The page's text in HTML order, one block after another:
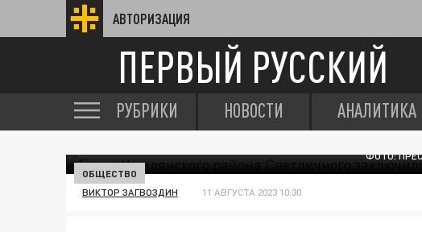
АВТОРИЗАЦИЯ
ПЕРВЫЙ РУССКИЙ
РУБРИКИ НОВОСТИ АНАЛИТИКА
ФОТО:
ОБЩЕСТВО
ВИКТОР ЗАГВОЗДИН 11 АВГУСТА 2023 10:30